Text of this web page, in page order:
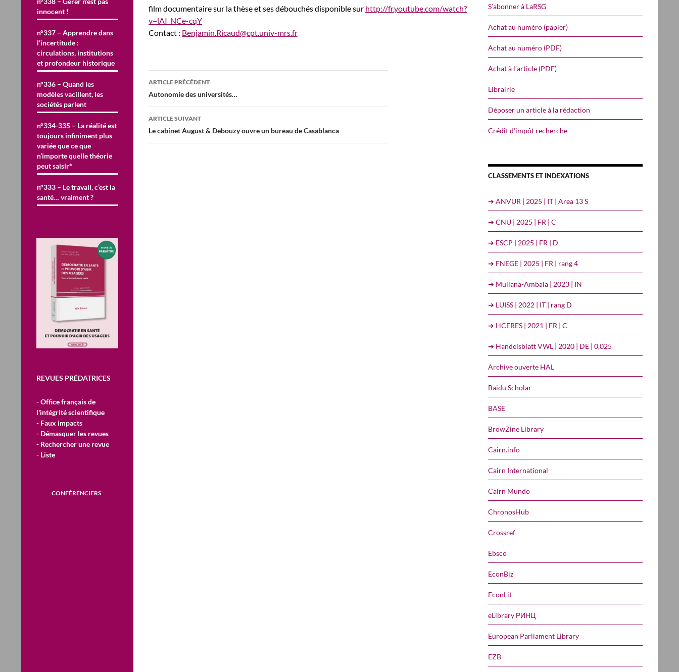
film documentaire sur la thèse et ses débouchés disponible sur http://fr.youtube.com/watch?
v=lAI_NCe-cqY
Contact : Benjamin.Ricaud@cpt.univ-mrs.fr
Navigation
des
articles
ARTICLE PRÉCÉDENT
Autonomie des universités…
ARTICLE SUIVANT
Le cabinet August & Debouzy ouvre un bureau de Casablanca
S’abonner à LaRSG
Achat au numéro (papier)
Achat au numéro (PDF)
Achat à l’article (PDF)
Librairie
Déposer un article à la rédaction
Crédit d’impôt recherche
CLASSEMENTS ET INDEXATIONS
➔ ANVUR | 2025 | IT | Area 13 S
➔ CNU | 2025 | FR | C
➔ ESCP | 2025 | FR | D
➔ FNEGE | 2025 | FR | rang 4
➔ Mullana-Ambala | 2023 | IN
➔ LUISS | 2022 | IT | rang D
➔ HCERES | 2021 | FR | C
➔ Handelsblatt VWL | 2020 | DE | 0,025
Archive ouverte HAL
Baidu Scholar
BASE
BrowZine Library
Cairn.info
Cairn International
Cairn Mundo
ChronosHub
Crossref
Ebsco
EconBiz
EconLit
eLibrary РИНЦ
European Parliament Library
EZB
innocent !
n°337 – Apprendre dans
l’incertitude :
circulations, institutions
et profondeur historique
n°336 – Quand les
modèles vacillent, les
sociétés parlent
n°334-335 – La réalité est
toujours infiniment plus
variée que ce que
n’importe quelle théorie
peut saisir*
n°333 – Le travail, c’est la
santé… vraiment ?
REVUES PRÉDATRICES
- Office français de
l'intégrité scientifique
- Faux impacts
- Démasquer les revues
- Rechercher une revue
- Liste
CONFÉRENCIERS